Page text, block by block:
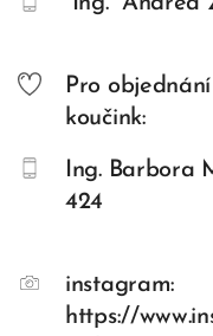
Pro
koučink:
Ing. Barbora
424
instagram:
https://